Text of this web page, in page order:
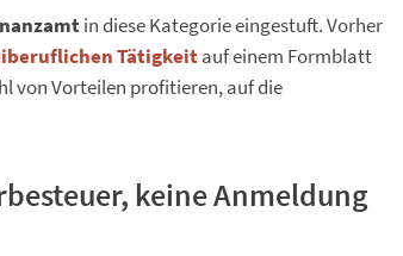
in diese Kategorie eingestuft. Vorher
Tätigkeit auf einem Formblatt
von Vorteilen profitieren, auf die
keine Anmeldung